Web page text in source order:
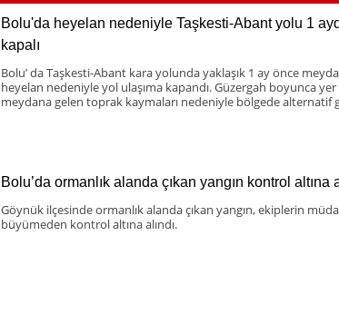
Bolu'da heyelan nedeniyle Taşkesti-Abant yolu 1
kapalı
Bolu’ da Taşkesti-Abant kara yolunda yaklaşık 1 ay önce
heyelan nedeniyle yol ulaşıma kapandı. Güzergah boyunca
meydana gelen toprak kaymaları nedeniyle bölgede alternatif
Bolu’da ormanlık alanda çıkan yangın kontrol altına
Göynük ilçesinde ormanlık alanda çıkan yangın, ekiplerin
büyümeden kontrol altına alındı.